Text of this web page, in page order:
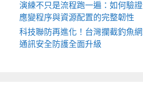
演練不只是流程跑一遍：如何驗
應變程序與資源配置的完整韌性
科技聯防再進化！台灣攔截釣魚網
通訊安全防護全面升級